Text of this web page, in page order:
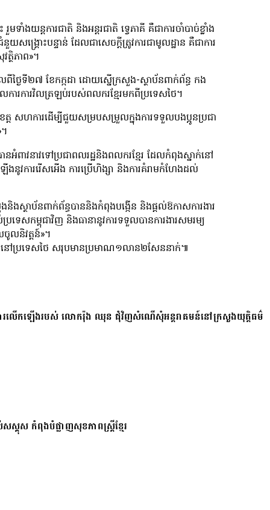
ទាំងយន្តការជាតិ និងអន្តរជាតិ ទ្វេភាគី គឺជាការចាំបាច់ខ្លាំង
រ្គោះបន្ទាន់ ដែលជាសេចក្តីត្រូវការជាមូលដ្ឋាន គឺជាការ
ថិភាព»។
ៃទី២៧ ខែកក្កដា ដោយស្នើក្រសួង-ស្ថាប័នពាក់ព័ន្ធ កង
ការការវិលត្រឡប់របស់ពលករខ្មែរមកពីប្រទេសថៃ។
េត្ត សហការដើម្បីជួយសម្របសម្រួលក្នុងការទទួលបងប្អូនប្រជា
អំពាវនាវទៅប្រជាពលរដ្ឋនិងពលករខ្មែរ ដែលកំពុងស្នាក់នៅ
ងនូវការរើសអើង ការប្រើហិង្សា និងការគំរាមកំហែងដល់
ងស្ថាប័ន​ពាក់ព័ន្ធបាននិងកំពុងបង្កើន និងផ្តល់ឱកាសការងារ
េសកម្ពុជាវិញ និងធានានូវការទទួលបានការងារសមរម្យ
លនិវត្តន៍»។
រនៅប្រទេសថៃ សរុបមានប្រមាណ១លាន២សែននាក់៕
រលើកឡើងរបស់ លោករ៉ុង ឈុន ជុំវិញសំណើសុំអន្តរាគមន៍នៅក្រសួងយុត្តិធម៌
គុស កំពុងបំផ្លាញសុខភាពស្ត្រីខ្មែរ